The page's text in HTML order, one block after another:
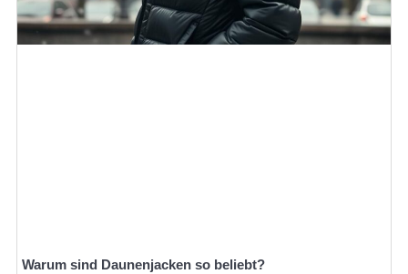
Warum sind Daunenjacken so beliebt?